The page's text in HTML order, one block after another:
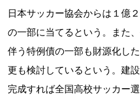
日本サッカー協会からは１億
の一部に当てるという。また
伴う特例債の一部も財源化し
更も検討しているという。建
完成すれば全国高校サッカー